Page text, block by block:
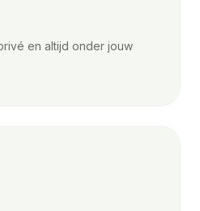
en altijd onder jouw